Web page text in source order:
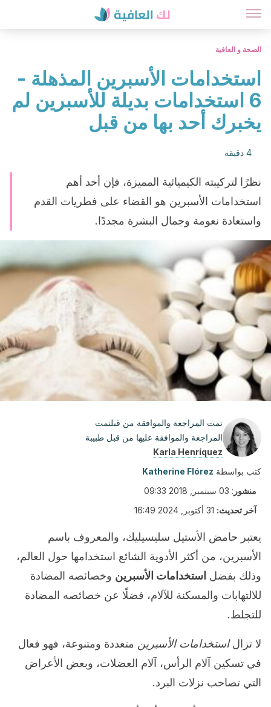
الصحة و العافية
استخدامات الأسبرين المذهلة -
6 استخدامات بديلة للأسبرين لم
يخبرك أحد بها من قبل
4 دقيقة
نظرًا لتركيبته الكيميائية المميزة، فإن أحد أهم
استخدامات الأسبرين هو القضاء على فطريات القدم
واستعادة نعومة وجمال البشرة مجددًا.
تمت المراجعة والموافقة من قبلتمت
المراجعة والموافقة عليها من قبل طبيبة
Karla Henríquez
كتب بواسطة Katherine Flórez
منشور : 03 سبتمبر, 2018 09:33
آخر تحديث: 31 أكتوبر, 2024 16:49
يعتبر حامض الأستيل سليسيليك، والمعروف باسم
الأسبرين، من أكثر الأدوية الشائع استخدامها حول العالم،
وذلك بفضل استخدامات الأسبرين وخصائصه المضادة
للالتهابات والمسكنة للآلام، فضلًا عن خصائصه المضادة
للتجلط.
لا تزالاستخدامات الأسبرين متعددة ومتنوعة، فهو فعال
في تسكين آلام الرأس، آلام العضلات، وبعض الأعراض
التي تصاحب نزلات البرد.